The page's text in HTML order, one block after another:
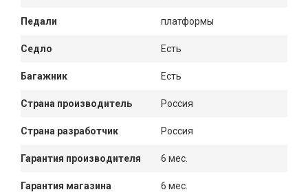
Педали платформы
Седло Есть
Багажник Есть
Страна производитель Россия
Страна разработчик Россия
Гарантия производителя 6 мес.
Гарантия магазина 6 мес.